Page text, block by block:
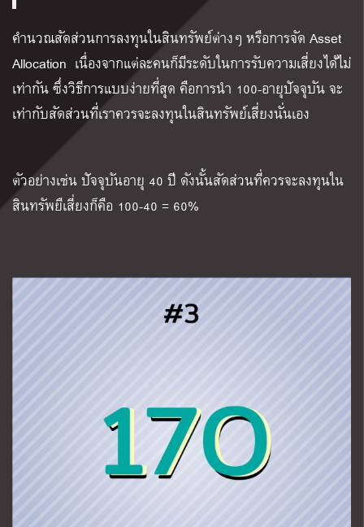
คำนวณสัดส่วนการลงทุนในสินทรัพย์ต่างๆ หรือการจัด Asset
Allocation เนื่องจากแต่ละคนก็มีระดับในการรับความเสี่ยงได้ไม่
เท่ากัน ซึ่งวิธีการแบบง่ายที่สุด คือการนำ 100-อายุปัจจุบัน จะ
เท่ากับสัดส่วนที่เราควรจะลงทุนในสินทรัพย์เสี่ยงนั่นเอง
ตัวอย่างเช่น ปัจจุบันอายุ 40 ปี ดังนั้นสัดส่วนที่ควรจะลงทุนใน
สินทรัพยืเสี่ยงก็คือ 100-40 = 60%